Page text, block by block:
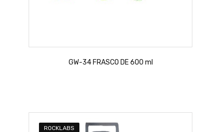
GW-34 FRASCO DE 600 ml
ROCKLABS